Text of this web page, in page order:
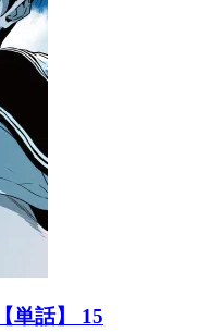
単話】 15